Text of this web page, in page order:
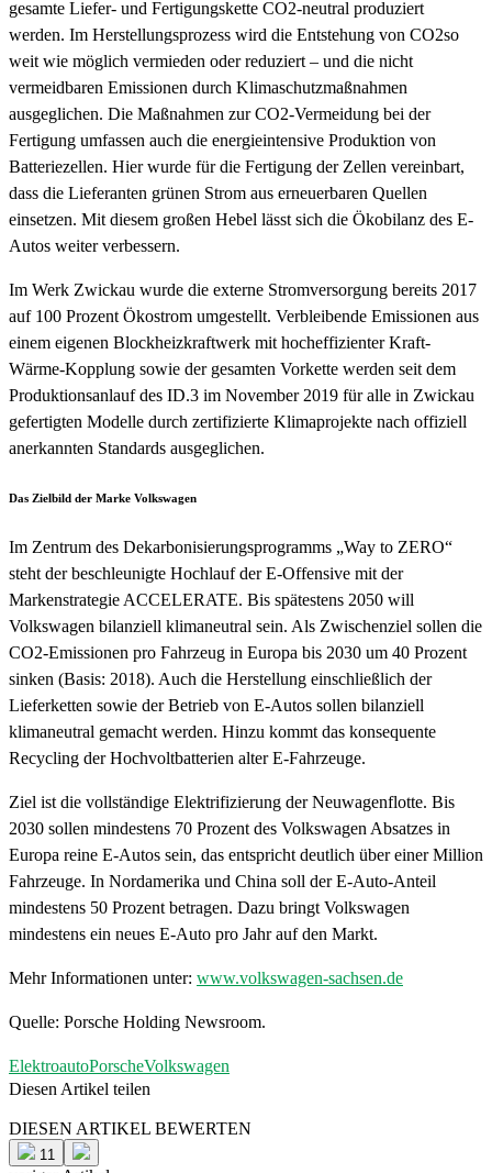
gesamte Liefer- und Fertigungskette CO2-neutral produziert
werden. Im Herstellungsprozess wird die Entstehung von CO2so
weit wie möglich vermieden oder reduziert – und die nicht
vermeidbaren Emissionen durch Klimaschutzmaßnahmen
ausgeglichen. Die Maßnahmen zur CO2-Vermeidung bei der
Fertigung umfassen auch die energieintensive Produktion von
Batteriezellen. Hier wurde für die Fertigung der Zellen vereinbart,
dass die Lieferanten grünen Strom aus erneuerbaren Quellen
einsetzen. Mit diesem großen Hebel lässt sich die Ökobilanz des E-
Autos weiter verbessern.
Im Werk Zwickau wurde die externe Stromversorgung bereits 2017
auf 100 Prozent Ökostrom umgestellt. Verbleibende Emissionen aus
einem eigenen Blockheizkraftwerk mit hocheffizienter Kraft-
Wärme-Kopplung sowie der gesamten Vorkette werden seit dem
Produktionsanlauf des ID.3 im November 2019 für alle in Zwickau
gefertigten Modelle durch zertifizierte Klimaprojekte nach offiziell
anerkannten Standards ausgeglichen.
Das Zielbild der Marke Volkswagen
Im Zentrum des Dekarbonisierungsprogramms „Way to ZERO“
steht der beschleunigte Hochlauf der E-Offensive mit der
Markenstrategie ACCELERATE. Bis spätestens 2050 will
Volkswagen bilanziell klimaneutral sein. Als Zwischenziel sollen die
CO2-Emissionen pro Fahrzeug in Europa bis 2030 um 40 Prozent
sinken (Basis: 2018). Auch die Herstellung einschließlich der
Lieferketten sowie der Betrieb von E-Autos sollen bilanziell
klimaneutral gemacht werden. Hinzu kommt das konsequente
Recycling der Hochvoltbatterien alter E-Fahrzeuge.
Ziel ist die vollständige Elektrifizierung der Neuwagenflotte. Bis
2030 sollen mindestens 70 Prozent des Volkswagen Absatzes in
Europa reine E-Autos sein, das entspricht deutlich über einer Million
Fahrzeuge. In Nordamerika und China soll der E-Auto-Anteil
mindestens 50 Prozent betragen. Dazu bringt Volkswagen
mindestens ein neues E-Auto pro Jahr auf den Markt.
Mehr Informationen unter: www.volkswagen-sachsen.de
Quelle: Porsche Holding Newsroom.
ElektroautoPorscheVolkswagen
Diesen Artikel teilen
DIESEN ARTIKEL BEWERTEN
11